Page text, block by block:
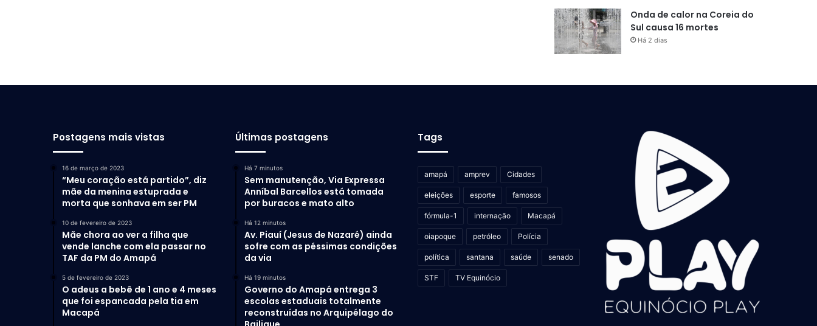
Onda de calor na Coreia do
Sul causa 16 mortes
Há 2 dias
Postagens mais vistas
16 de março de 2023
“Meu coração está partido”, diz
mãe da menina estuprada e
morta que sonhava em ser PM
10 de fevereiro de 2023
Mãe chora ao ver a filha que
vende lanche com ela passar no
TAF da PM do Amapá
5 de fevereiro de 2023
O adeus a bebê de 1 ano e 4 meses
que foi espancada pela tia em
Macapá
Últimas postagens
Há 7 minutos
Sem manutenção, Via Expressa
Anníbal Barcellos está tomada
por buracos e mato alto
Há 12 minutos
Av. Piauí (Jesus de Nazaré) ainda
sofre com as péssimas condições
da via
Há 19 minutos
Governo do Amapá entrega 3
escolas estaduais totalmente
reconstruídas no Arquipélago do
Tags
amapá amprev Cidades
eleições esporte famosos
fórmula-1 internação Macapá
oiapoque petróleo Polícia
política santana saúde senado
STF TV Equinócio